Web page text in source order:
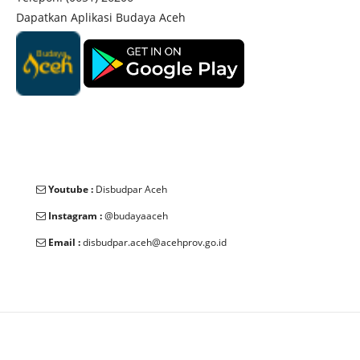
Dapatkan Aplikasi Budaya Aceh
Youtube : Disbudpar Aceh
Instagram :@budayaaceh
Email :disbudpar.aceh@acehprov.go.id